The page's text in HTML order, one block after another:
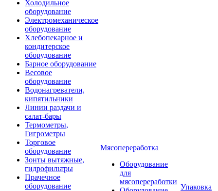
Холодильное
оборудование
Электромеханическое
оборудование
Хлебопекарное и
кондитерское
оборудование
Барное оборудование
Весовое
оборудование
Водонагреватели,
кипятильники
Линии раздачи и
салат-бары
Термометры,
Гигрометры
Торговое
оборудование
Зонты вытяжные,
гидрофильтры
Прачечное
оборудование
Мясопереработка
Оборудование
для
мясопереработки
Упаковка